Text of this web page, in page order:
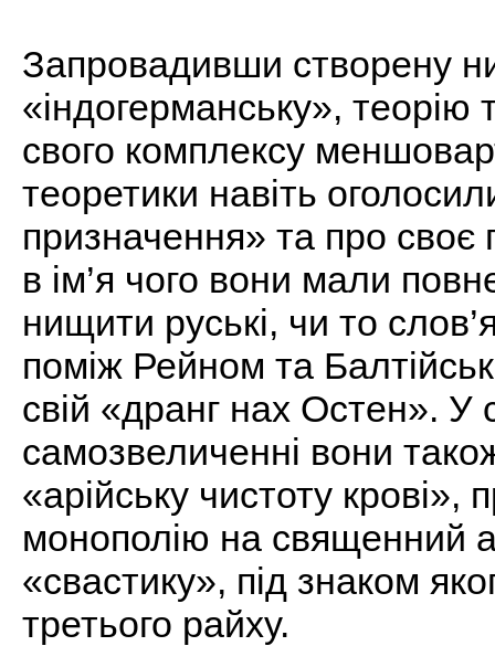
Запровадивши створену
«індогерманську»,
свого комплексу
теоретики навіть
призначення» та про своє
в ім’я чого вони мали
нищити руські, чи то
поміж Рейном та
свій «дранг нах Остен». У
самозвеличенні вони
«арійську чистоту
монополію на священний
«свастику», під знаком
третього райху.